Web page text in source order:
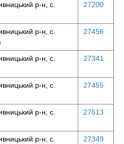
р-н, с.
27200
р-н, с.
27456
р-н, с.
27341
р-н, с.
27455
р-н, с.
27613
р-н, с.
27349